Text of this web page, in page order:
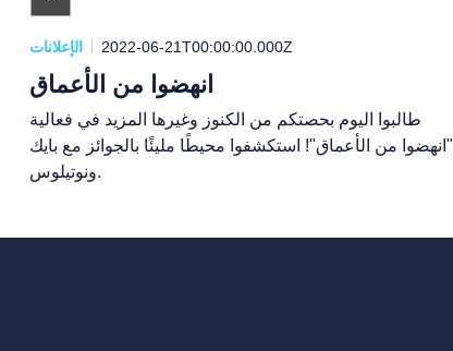
الإعلانات 2022-06-21T00:00:00.000Z
انهضوا من الأعماق
طالبوا اليوم بحصتكم من الكنوز وغيرها المزيد في فعالية
"انهضوا من الأعماق"! استكشفوا محيطًا مليئًا بالجوائز مع بايك
ونوتيلوس.